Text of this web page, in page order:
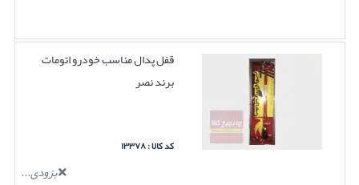
قفل پدال مناسب خودرو اتومات
برند نصر
کد کالا : ۱۳۳۷۸
بزودی...